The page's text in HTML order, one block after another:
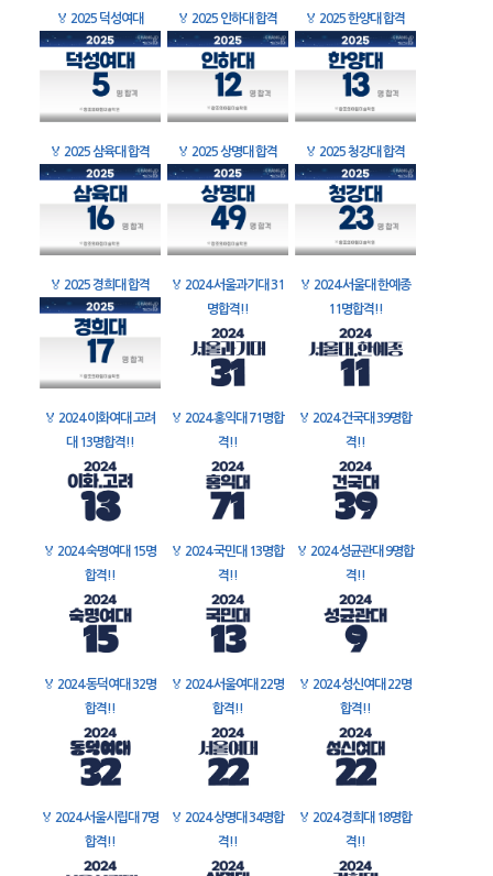
🏅 2025 덕성여대 🏅 2025 인하대 합격 🏅 2025 한양대 합격
🏅 2025 삼육대 합격 🏅 2025 상명대 합격 🏅 2025 청강대 합격
🏅 2025 경희대 합격 🏅 2024 서울과기대 31
명합격!!
🏅 2024 서울대 한예종
11명합격!!
🏅 2024 이화여대 고려
대 13명합격!!
🏅 2024 홍익대 71명합
격!!
🏅 2024 건국대 39명합
격!!
🏅 2024 숙명여대 15명
합격!!
🏅 2024 국민대 13명합
격!!
🏅 2024 성균관대 9명합
격!!
🏅 2024 동덕여대 32명
합격!!
🏅 2024 서울여대 22명
합격!!
🏅 2024 성신여대 22명
합격!!
🏅 2024 서울시립대 7명
합격!!
🏅 2024 상명대 34명합
격!!
🏅 2024 경희대 18명합
격!!